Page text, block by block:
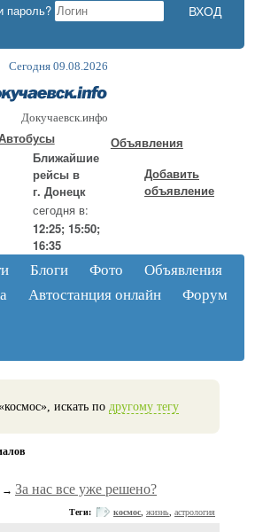
пароль?
Сегодня 09.08.2026
Докучаевск.инфо
Ближайшие
рейсы в
г. Донецк
сегодня в:
12:25; 15:50;
16:35
Объявления
Добавить
объявление
Блоги Фото
Объявления
Автостанция онлайн Форум
искать по другому тегу
→ За нас все уже решено?
Теги: космос жизнь астрология